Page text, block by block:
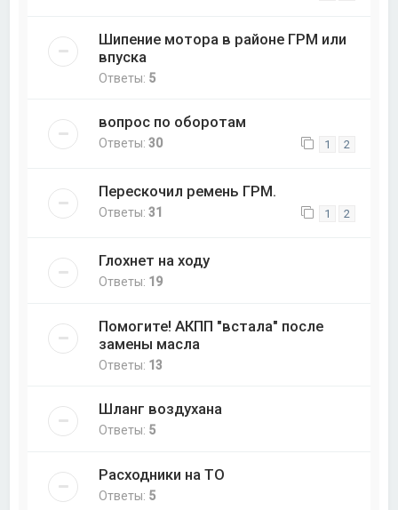
Шипение мотора в районе ГРМ или
впуска
Ответы: 5
вопрос по оборотам
Ответы:30 1 2
Перескочил ремень ГРМ.
Ответы:31 1 2
Глохнет на ходу
Ответы: 19
Помогите! АКПП "встала" после
замены масла
Ответы: 13
Шланг воздухана
Ответы: 5
Расходники на ТО
Ответы: 5